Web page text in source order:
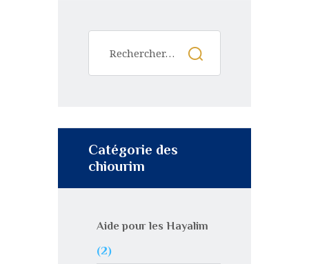
Catégorie des
chiourim
Aide pour les Hayalim
(2)